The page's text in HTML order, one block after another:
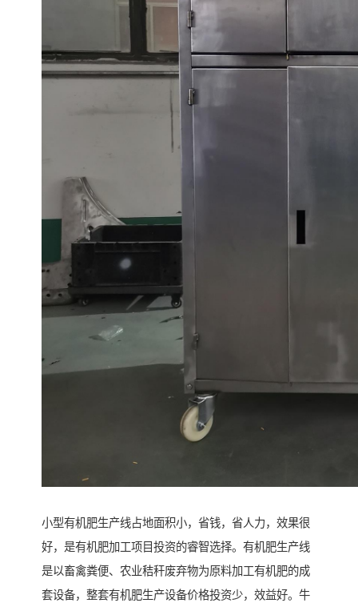
小型有机肥生产线占地面积小，省钱，省人力，效果很
好，是有机肥加工项目投资的睿智选择。有机肥生产线
是以畜禽粪便、农业秸秆废弃物为原料加工有机肥的成
套设备，整套有机肥生产设备价格投资少，效益好。牛